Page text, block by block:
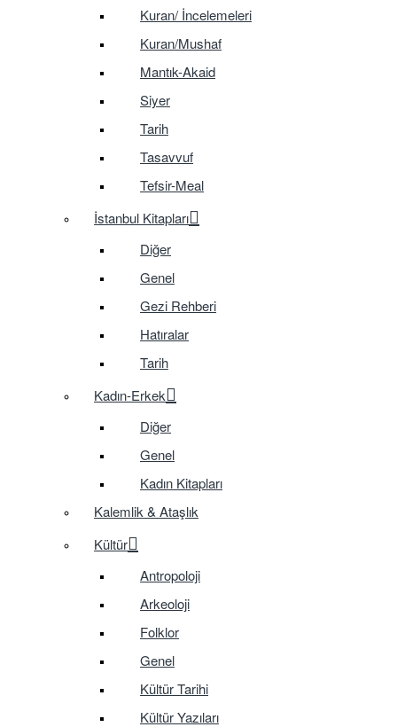
Kuran/ İncelemeleri
Kuran/Mushaf
Mantık-Akaid
Siyer
Tarih
Tasavvuf
Tefsir-Meal
İstanbul Kitapları
Diğer
Genel
Gezi Rehberi
Hatıralar
Tarih
Kadın-Erkek
Diğer
Genel
Kadın Kitapları
Kalemlik & Ataşlık
Kültür
Antropoloji
Arkeoloji
Folklor
Genel
Kültür Tarihi
Kültür Yazıları